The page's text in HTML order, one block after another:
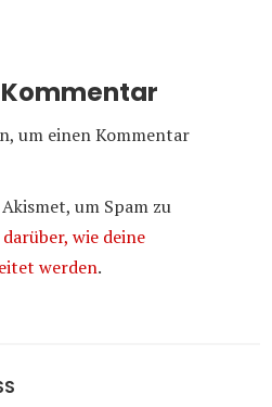
um einen Kommentar
um Spam zu
wie deine
werden.